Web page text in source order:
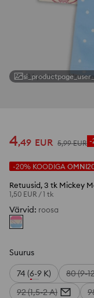
4,49 EUR 5,99 EUR -
-20% KOODIGA
Retuusid, 3 tk Mickey
1,50 EUR /1 tk
Värvid: roosa
Suurus
74 (6-9 K) 80 (9-
92 (1,5-2 A)